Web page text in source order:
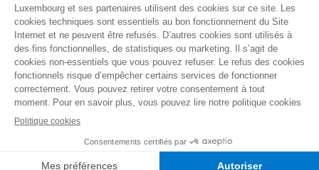
Lire notre rapport annuel
CONTACT
Accessibilité
Mentions légales
Politique de cookies
Mécanisme d'alerte